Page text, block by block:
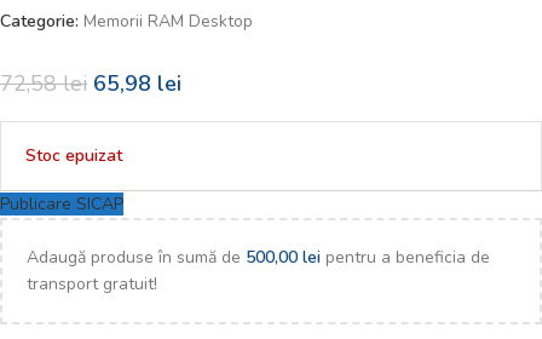
Categorie: Memorii RAM Desktop
72,58lei 65,98 lei
Stoc epuizat
Publicare SICAP
Adaugă produse în sumă de 500,00 lei pentru a beneficia de
transport gratuit!